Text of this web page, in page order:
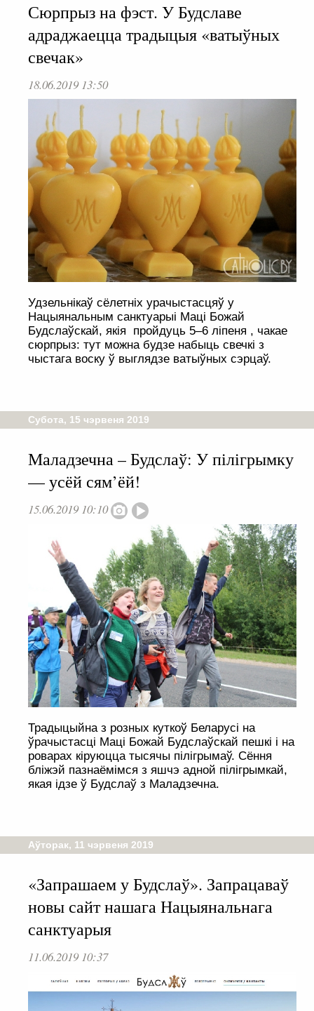
Сюрпрыз на фэст. У Будславе
адраджаецца традыцыя «ватыўных
свечак»
18.06.2019 13:50
Удзельнікаў сёлетніх урачыстасцяў у
Нацыянальным санктуарыі Маці Божай
Будслаўскай, якія пройдуць 5–6 ліпеня , чакае
сюрпрыз: тут можна будзе набыць свечкі з
чыстага воску ў выглядзе ватыўных сэрцаў.
Субота, 15 чэрвеня 2019
Маладзечна – Будслаў: У пілігрымку
— усёй сям’ёй!
15.06.2019 10:10
Традыцыйна з розных куткоў Беларусі на
ўрачыстасці Маці Божай Будслаўскай пешкі і на
роварах кіруюцца тысячы пілігрымаў. Сёння
бліжэй пазнаёмімся з яшчэ адной пілігрымкай,
якая ідзе ў Будслаў з Маладзечна.
Аўторак, 11 чэрвеня 2019
«Запрашаем у Будслаў». Запрацаваў
новы сайт нашага Нацыянальнага
санктуарыя
11.06.2019 10:37